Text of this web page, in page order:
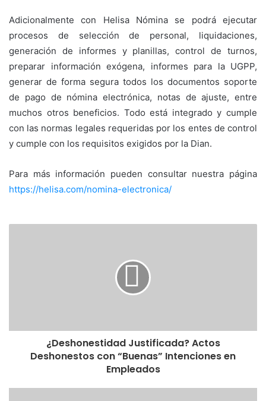
Adicionalmente con Helisa Nómina se podrá ejecutar
procesos de selección de personal, liquidaciones,
generación de informes y planillas, control de turnos,
preparar información exógena, informes para la UGPP,
generar de forma segura todos los documentos soporte
de pago de nómina electrónica, notas de ajuste, entre
muchos otros beneficios. Todo está integrado y cumple
con las normas legales requeridas por los entes de control
y cumple con los requisitos exigidos por la Dian.
Para más información pueden consultar nuestra página
https://helisa.com/nomina-electronica/
¿Deshonestidad Justificada? Actos
Deshonestos con “Buenas” Intenciones en
Empleados